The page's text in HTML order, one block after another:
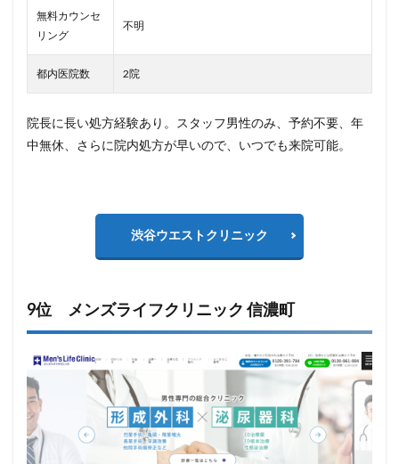
無料カウンセ
リング
不明
都内医院数 2院
院長に長い処方経験あり。スタッフ男性のみ、予約不要、年
中無休、さらに院内処方が早いので、いつでも来院可能。
渋谷ウエストクリニック
9位 メンズライフクリニック 信濃町